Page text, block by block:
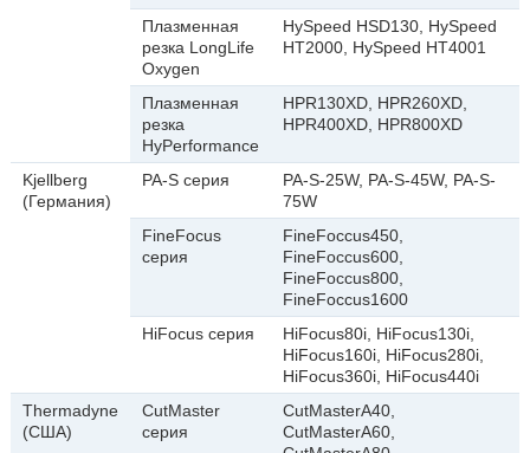
Плазменная
резка LongLife
Oxygen
HySpeed HSD130, HySpeed
HT2000, HySpeed HT4001
Плазменная
резка
HyPerformance
HPR130XD, HPR260XD,
HPR400XD, HPR800XD
Kjellberg
(Германия)
PA-S серия
PA-S-25W, PA-S-45W, PA-S-
75W
FineFocus
серия
FineFoccus450,
FineFoccus600,
FineFoccus800,
FineFoccus1600
HiFocus серия
HiFocus80i, HiFocus130i,
HiFocus160i, HiFocus280i,
HiFocus360i, HiFocus440i
Thermadyne
(США)
CutMaster
серия
CutMasterA40,
CutMasterA60,